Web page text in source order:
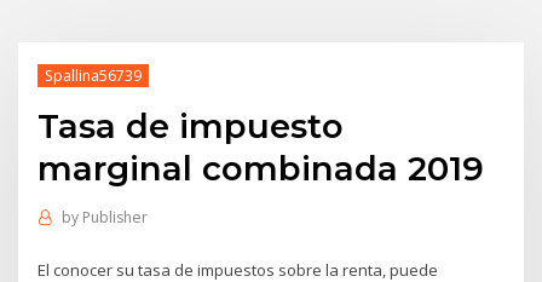
Spallina56739
Tasa de impuesto
marginal combinada 2019
by Publisher
El conocer su tasa de impuestos sobre la renta, puede